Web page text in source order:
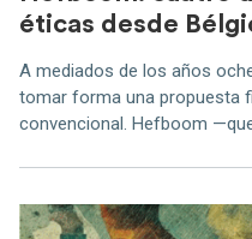
éticas desde
A mediados de los años
tomar forma una propuesta
convencional. Hefboom